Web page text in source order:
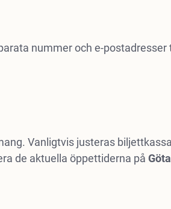
nummer och e-postadresser
Vanligtvis justeras
de aktuella öppettiderna på